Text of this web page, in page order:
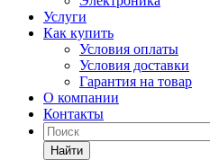
Услуги
Как купить
Условия оплаты
Условия доставки
Гарантия на товар
О компании
Контакты
Найти